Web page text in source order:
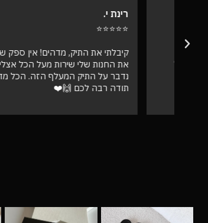
קיבלתי את התיק, מדהים! אין ספק שמצאתי
את החנות שלי שירות מעל הכל אצלי, ושלא
נדבר על התיק המעלף הזה. הכל מדויק
תודה רבה לכם 🙌❤️